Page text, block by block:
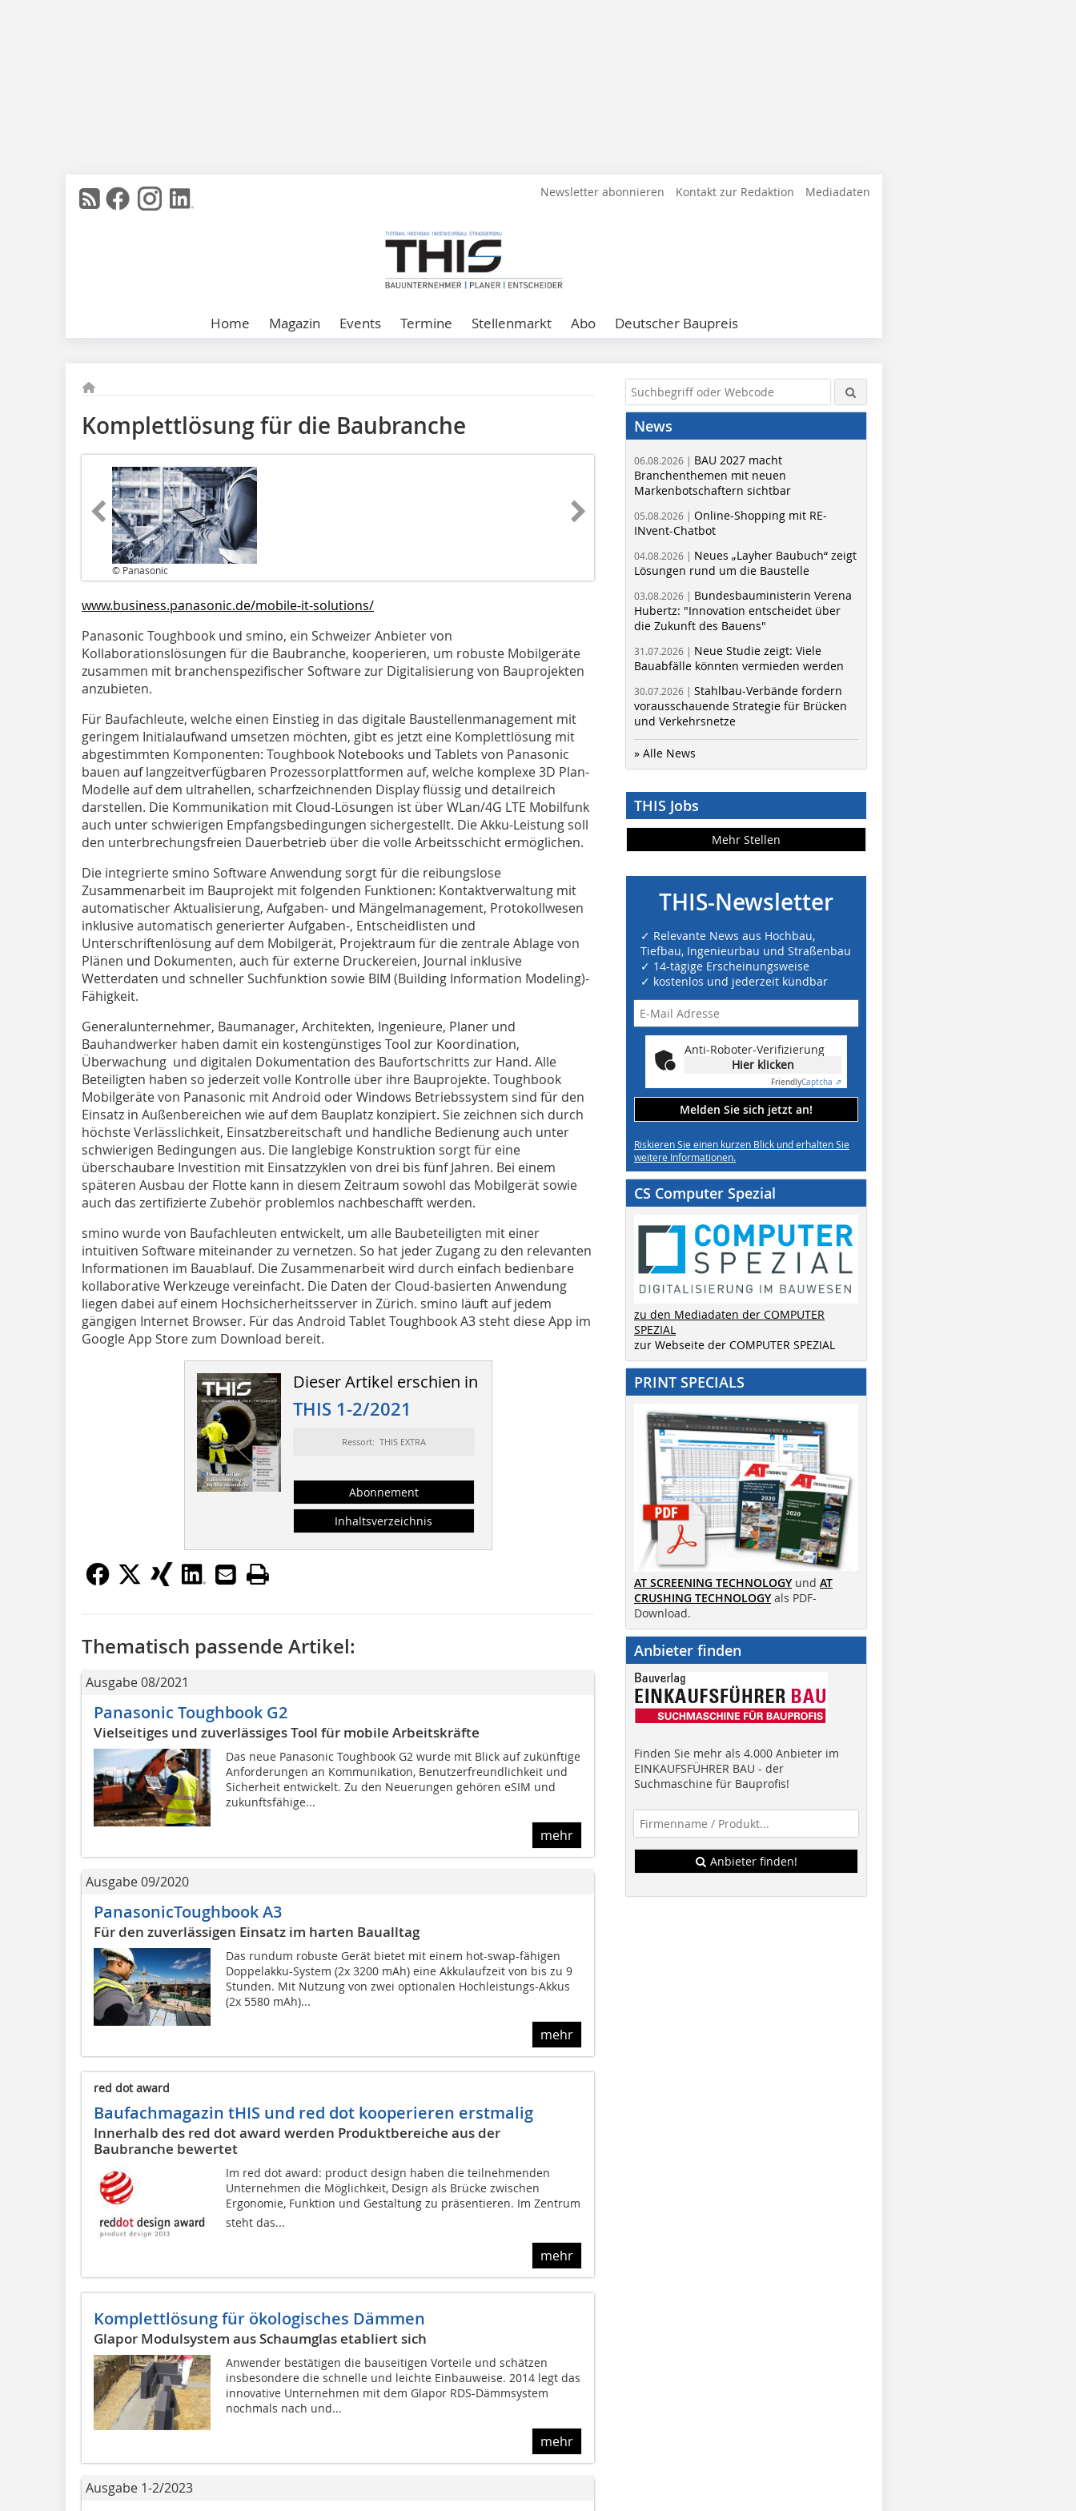
Newsletter abonnieren Kontakt zur Redaktion Mediadaten
Home Magazin Events Termine Stellenmarkt Abo Deutscher Baupreis
Komplettlösung für die Baubranche
© Panasonic
www.business.panasonic.de/mobile-it-solutions/
Panasonic Toughbook und smino, ein Schweizer Anbieter von
Kollaborationslösungen für die Baubranche, kooperieren, um robuste Mobilgeräte
zusammen mit branchenspezifischer Software zur Digitalisierung von Bauprojekten
anzubieten.
Für Baufachleute, welche einen Einstieg in das digitale Baustellenmanagement mit
geringem Initialaufwand umsetzen möchten, gibt es jetzt eine Komplettlösung mit
abgestimmten Komponenten: Toughbook Notebooks und Tablets von Panasonic
bauen auf langzeitverfügbaren Prozessorplattformen auf, welche komplexe 3D Plan-
Modelle auf dem ultrahellen, scharfzeichnenden Display flüssig und detailreich
darstellen. Die Kommunikation mit Cloud-Lösungen ist über WLan/4G LTE Mobilfunk
auch unter schwierigen Empfangsbedingungen sichergestellt. Die Akku-Leistung soll
den unterbrechungsfreien Dauerbetrieb über die volle Arbeitsschicht ermöglichen.
Die integrierte smino Software Anwendung sorgt für die reibungslose
Zusammenarbeit im Bauprojekt mit folgenden Funktionen: Kontaktverwaltung mit
automatischer Aktualisierung, Aufgaben- und Mängelmanagement, Protokollwesen
inklusive automatisch generierter Aufgaben-, Entscheidlisten und
Unterschriftenlösung auf dem Mobilgerät, Projektraum für die zentrale Ablage von
Plänen und Dokumenten, auch für externe Druckereien, Journal inklusive
Wetterdaten und schneller Suchfunktion sowie BIM (Building Information Modeling)-
Fähigkeit.
Generalunternehmer, Baumanager, Architekten, Ingenieure, Planer und
Bauhandwerker haben damit ein kostengünstiges Tool zur Koordination,
Überwachung und digitalen Dokumentation des Baufortschritts zur Hand. Alle
Beteiligten haben so jederzeit volle Kontrolle über ihre Bauprojekte. Toughbook
Mobilgeräte von Panasonic mit Android oder Windows Betriebssystem sind für den
Einsatz in Außenbereichen wie auf dem Bauplatz konzipiert. Sie zeichnen sich durch
höchste Verlässlichkeit, Einsatzbereitschaft und handliche Bedienung auch unter
schwierigen Bedingungen aus. Die langlebige Konstruktion sorgt für eine
überschaubare Investition mit Einsatzzyklen von drei bis fünf Jahren. Bei einem
späteren Ausbau der Flotte kann in diesem Zeitraum sowohl das Mobilgerät sowie
auch das zertifizierte Zubehör problemlos nachbeschafft werden.
smino wurde von Baufachleuten entwickelt, um alle Baubeteiligten mit einer
intuitiven Software miteinander zu vernetzen. So hat jeder Zugang zu den relevanten
Informationen im Bauablauf. Die Zusammenarbeit wird durch einfach bedienbare
kollaborative Werkzeuge vereinfacht. Die Daten der Cloud-basierten Anwendung
liegen dabei auf einem Hochsicherheitsserver in Zürich. smino läuft auf jedem
gängigen Internet Browser. Für das Android Tablet Toughbook A3 steht diese App im
Google App Store zum Download bereit.
Dieser Artikel erschien in
THIS 1-2/2021
Ressort: THIS EXTRA
Abonnement
Inhaltsverzeichnis
Thematisch passende Artikel:
Ausgabe 08/2021
Panasonic Toughbook G2
Vielseitiges und zuverlässiges Tool für mobile Arbeitskräfte
Das neue Panasonic Toughbook G2 wurde mit Blick auf zukünftige
Anforderungen an Kommunikation, Benutzerfreundlichkeit und
Sicherheit entwickelt. Zu den Neuerungen gehören eSIM und
zukunftsfähige...
mehr
Ausgabe 09/2020
PanasonicToughbook A3
Für den zuverlässigen Einsatz im harten Baualltag
Das rundum robuste Gerät bietet mit einem hot-swap-fähigen
Doppelakku-System (2x 3200 mAh) eine Akkulaufzeit von bis zu 9
Stunden. Mit Nutzung von zwei optionalen Hochleistungs-Akkus
(2x 5580 mAh)...
mehr
red dot award
Baufachmagazin tHIS und red dot kooperieren erstmalig
Innerhalb des red dot award werden Produktbereiche aus der
Baubranche bewertet
Im red dot award: product design haben die teilnehmenden
Unternehmen die Möglichkeit, Design als Brücke zwischen
Ergonomie, Funktion und Gestaltung zu präsentieren. Im Zentrum
steht das...
mehr
Komplettlösung für ökologisches Dämmen
Glapor Modulsystem aus Schaumglas etabliert sich
Anwender bestätigen die bauseitigen Vorteile und schätzen
insbesondere die schnelle und leichte Einbauweise. 2014 legt das
innovative Unternehmen mit dem Glapor RDS-Dämmsystem
nochmals nach und...
mehr
Ausgabe 1-2/2023
News
06.08.2026 | BAU 2027 macht
Branchenthemen mit neuen
Markenbotschaftern sichtbar
05.08.2026 | Online-Shopping mit RE-
INvent-Chatbot
04.08.2026 | Neues „Layher Baubuch“ zeigt
Lösungen rund um die Baustelle
03.08.2026 | Bundesbauministerin Verena
Hubertz: "Innovation entscheidet über
die Zukunft des Bauens"
31.07.2026 | Neue Studie zeigt: Viele
Bauabfälle könnten vermieden werden
30.07.2026 | Stahlbau-Verbände fordern
vorausschauende Strategie für Brücken
und Verkehrsnetze
» Alle News
THIS Jobs
Mehr Stellen
THIS-Newsletter
✓ Relevante News aus Hochbau,
Tiefbau, Ingenieurbau und Straßenbau
✓ 14-tägige Erscheinungsweise
✓ kostenlos und jederzeit kündbar
Anti-Roboter-Verifizierung
Hier klicken
FriendlyCaptcha ⇗
Melden Sie sich jetzt an!
Riskieren Sie einen kurzen Blick und erhalten Sie
weitere Informationen.
CS Computer Spezial
zu den Mediadaten der COMPUTER
SPEZIAL
zur Webseite der COMPUTER SPEZIAL
PRINT SPECIALS
AT SCREENING TECHNOLOGY und AT
CRUSHING TECHNOLOGY als PDF-
Download.
Anbieter finden
Finden Sie mehr als 4.000 Anbieter im
EINKAUFSFÜHRER BAU - der
Suchmaschine für Bauprofis!
Anbieter finden!